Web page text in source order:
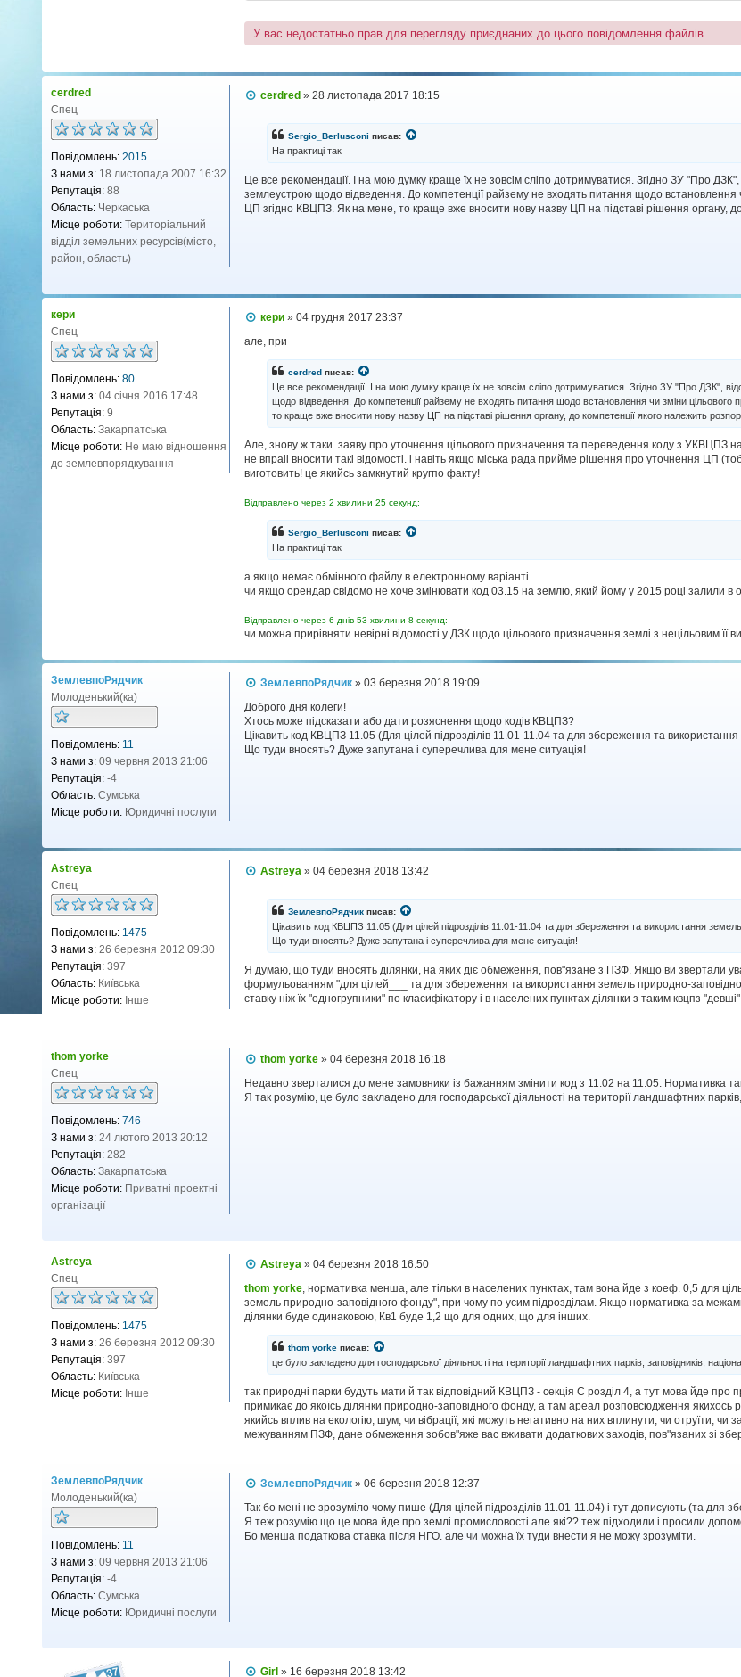
У вас недостатньо прав для перегляду приєднаних до цього повідомлення файлів.
cerdred
Спец
Повідомлень: 2015
З нами з: 18 листопада 2007 16:32
Репутація: 88
Область: Черкаська
Місце роботи: Територіальний
відділ земельних ресурсів(місто,
район, область)
П
л
е
н
cerdred »28 листопада 2017 18:15
Sergio_Berlusconi писав:
На практиці так
Це все рекомендації. І на мою думку краще їх не зовсім сліпо дотримуватися. Згідно ЗУ "Про
землеустрою щодо відведення. До компетенції райзему не входять питання щодо встановлення
ЦП згідно КВЦПЗ. Як на мене, то краще вже вносити нову назву ЦП на підставі рішення органу,
кери
Спец
Повідомлень: 80
З нами з: 04 січня 2016 17:48
Репутація: 9
Область: Закарпатська
Місце роботи: Не маю відношення
до землевпорядкування
П
в
н
я
кери »04 грудня 2017 23:37
але, при
cerdred писав:
Це все рекомендації. І на мою думку краще їх не зовсім сліпо дотримуватися. Згідно ЗУ "Про ДЗК",
щодо відведення. До компетенції райзему не входять питання щодо встановлення чи зміни
то краще вже вносити нову назву ЦП на підставі рішення органу, до компетенції якого належить
Але, знову ж таки. заяву про уточнення цільового призначення та переведення коду з УКВЦПЗ
не впраіі вносити такі відомості. і навіть якщо міська рада прийме рішення про уточнення ЦП
виготовить! це якийсь замкнутий кругпо факту!
Відправлено через 2 хвилини 25 секунд:
Sergio_Berlusconi писав:
На практиці так
а якщо немає обмінного файлу в електронному варіанті....
чи якщо орендар свідомо не хоче змінювати код 03.15 на землю, який йому у 2015 році залили в
Відправлено через 6 днів 53 хвилини 8 секунд:
чи можна прирівняти невірні відомості у ДЗК щодо цільового призначення землі з нецільовим її
ЗемлевпоРядчик
Молоденький(ка)
Повідомлень: 11
З нами з: 09 червня 2013 21:06
Репутація: -4
Область: Сумська
Місце роботи: Юридичні послуги
П
в
і
д
о
м
ЗемлевпоРядчик »03 березня 2018 19:09
Доброго дня колеги!
Хтось може підсказати або дати розяснення щодо кодів КВЦПЗ?
Цікавить код КВЦПЗ 11.05 (Для цілей підрозділів 11.01-11.04 та для збереження та
Що туди вносять? Дуже запутана і суперечлива для мене ситуація!
Astreya
Спец
Повідомлень: 1475
З нами з: 26 березня 2012 09:30
Репутація: 397
Область: Київська
Місце роботи: Інше
П
е
н
н
Astreya »04 березня 2018 13:42
ЗемлевпоРядчик писав:
Цікавить код КВЦПЗ 11.05 (Для цілей підрозділів 11.01-11.04 та для збереження та використання
Що туди вносять? Дуже запутана і суперечлива для мене ситуація!
Я думаю, що туди вносять ділянки, на яких діє обмеження, пов"язане з ПЗФ. Якщо ви звертали
формульованням "для цілей___ та для збереження та використання земель природно-
ставку ніж їх "одногрупники" по класифікатору і в населених пунктах ділянки з таким квцпз
thom yorke
Спец
Повідомлень: 746
З нами з: 24 лютого 2013 20:12
Репутація: 282
Область: Закарпатська
Місце роботи: Приватні проектні
організації
П
в
і
thom yorke »04 березня 2018 16:18
Недавно зверталися до мене замовники із бажанням змінити код з 11.02 на 11.05. Нормативка
Я так розумію, це було закладено для господарської діяльності на території ландшафтних
Astreya
Спец
Повідомлень: 1475
З нами з: 26 березня 2012 09:30
Репутація: 397
Область: Київська
Місце роботи: Інше
П
в
і
д
н
я
Astreya »04 березня 2018 16:50
thom yorke, нормативка менша, але тільки в населених пунктах, там вона йде з коеф. 0,5 для
земель природно-заповідного фонду", при чому по усим підрозділам. Якщо нормативка за
ділянки буде одинаковою, Кв1 буде 1,2 що для одних, що для інших.
thom yorke писав:
це було закладено для господарської діяльності на території ландшафтних парків, заповідників,
так природні парки будуть мати й так відповідний КВЦПЗ - секція С розділ 4, а тут мова йде
примикає до якоїсь ділянки природно-заповідного фонду, а там ареал розповсюдження якихось
якийсь вплив на екологію, шум, чи вібрації, які можуть негативно на них вплинути, чи отруїти,
межуванням ПЗФ, дане обмеження зобов"яже вас вживати додаткових заходів, пов"язаних зі
ЗемлевпоРядчик
Молоденький(ка)
Повідомлень: 11
З нами з: 09 червня 2013 21:06
Репутація: -4
Область: Сумська
Місце роботи: Юридичні послуги
П
в
і
д
ЗемлевпоРядчик »06 березня 2018 12:37
Так бо мені не зрозуміло чому пише (Для цілей підрозділів 11.01-11.04) і тут дописують (та
Я теж розумію що це мова йде про землі промисловості але які?? теж підходили і просили
Бо менша податкова ставка після НГО. але чи можна їх туди внести я не можу зрозуміти.
П
Girl » 16 березня 2018 13:42